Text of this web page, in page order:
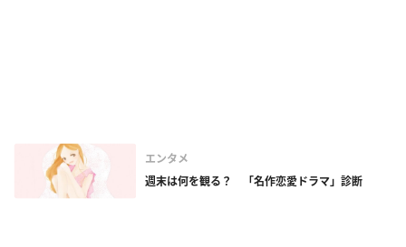
エンタメ
週末は何を観る？ 「名作恋愛ドラマ」診断